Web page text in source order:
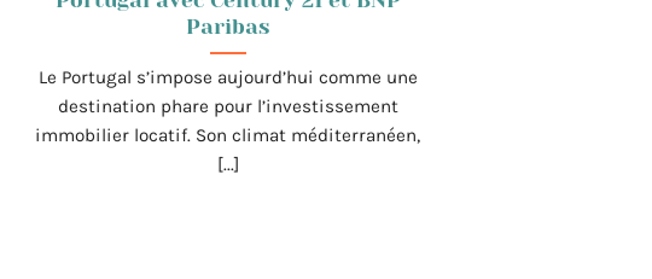
Paribas
Le Portugal s’impose aujourd’hui comme une
destination phare pour l’investissement
immobilier locatif. Son climat méditerranéen,
[...]